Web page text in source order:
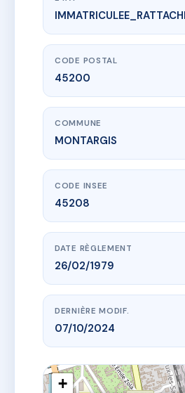
www.vme.plus/
EMILE DECOURT -
6 Rue Emile Decourt
CODE POSTAL
45200
COMMUNE
MONTARGIS
CODE INSEE
45208
DATE RÈGLEMENT
26/02/1979
DERNIÈRE MODIF.
07/10/2024
+